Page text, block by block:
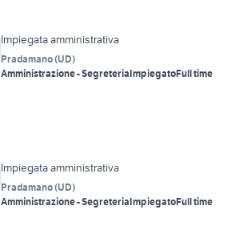
Impiegata amministrativa
Pradamano(UD)
Amministrazione - SegreteriaImpiegatoFull time
Impiegata amministrativa
Pradamano(UD)
Amministrazione - SegreteriaImpiegatoFull time